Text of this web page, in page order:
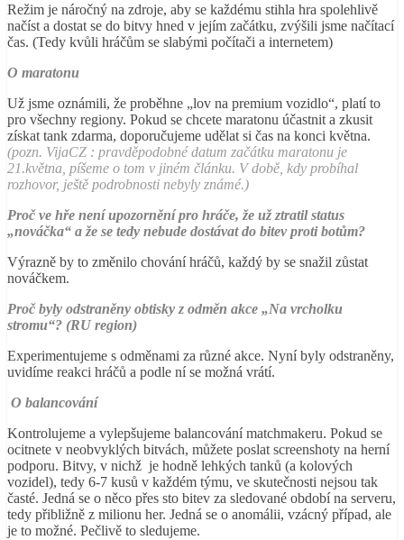
Režim je náročný na zdroje, aby se každému stihla hra spolehlivě
načíst a dostat se do bitvy hned v jejím začátku, zvýšili jsme načítací
čas. (Tedy kvůli hráčům se slabými počítači a internetem)
O maratonu
Už jsme oznámili, že proběhne „lov na premium vozidlo“, platí to
pro všechny regiony. Pokud se chcete maratonu účastnit a zkusit
získat tank zdarma, doporučujeme udělat si čas na konci května.
(pozn. VijaCZ : pravděpodobné datum začátku maratonu je
21.května, píšeme o tom v jiném článku. V době, kdy probíhal
rozhovor, ještě podrobnosti nebyly známé.)
Proč ve hře není upozornění pro hráče, že už ztratil status
„nováčka“ a že se tedy nebude dostávat do bitev proti botům?
Výrazně by to změnilo chování hráčů, každý by se snažil zůstat
nováčkem.
Proč byly odstraněny obtisky z odměn akce „Na vrcholku
stromu“? (RU region)
Experimentujeme s odměnami za různé akce. Nyní byly odstraněny,
uvidíme reakci hráčů a podle ní se možná vrátí.
O balancování
Kontrolujeme a vylepšujeme balancování matchmakeru. Pokud se
ocitnete v neobvyklých bitvách, můžete poslat screenshoty na herní
podporu. Bitvy, v nichž je hodně lehkých tanků (a kolových
vozidel), tedy 6-7 kusů v každém týmu, ve skutečnosti nejsou tak
časté. Jedná se o něco přes sto bitev za sledované období na serveru,
tedy přibližně z milionu her. Jedná se o anomálii, vzácný případ, ale
je to možné. Pečlivě to sledujeme.